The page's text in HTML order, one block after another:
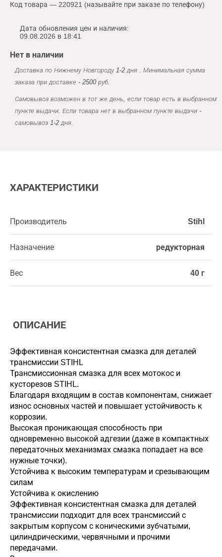
Код товара — 220921 (называйте при заказе по телефону)
Дата обновления цен и наличия:
09.08.2026 в 18:41
Нет в наличии
Доставка по Нижнему Новгороду 1-2 дня . Минимальная сумма
заказа при доставке - 2500 руб.
Самовывоз возможен в тот же день, если товар есть в выбранном
пункте выдачи. Если товара нет в выбранном пункте выдачи -
самовывоз 1-2 дня.
ХАРАКТЕРИСТИКИ
Производитель Stihl
Назначение редукторная
Вес 40 г
ОПИСАНИЕ
Эффективная консистентная смазка для деталей
трансмиссии STIHL
Трансмиссионная смазка для всех мотокос и
кусторезов STIHL.
Благодаря входящим в состав компонентам, снижает
износ основных частей и повышает устойчивость к
коррозии.
Высокая проникающая способность при
одновременно высокой адгезии (даже в компактных
передаточных механизмах смазка попадает на все
нужные точки).
Устойчива к высоким температурам и срезывающим
силам
Устойчива к окислению
Эффективная консистентная смазка для деталей
трансмиссии подходит для всех трансмиссий с
закрытым корпусом с коническими зубчатыми,
цилиндрическими, червячными и прочими
передачами.